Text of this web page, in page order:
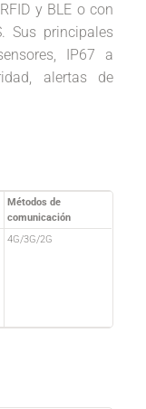
y BLE o con
Sus principales
IP67 a
alertas de
Métodos de
comunicación
4G/3G/2G